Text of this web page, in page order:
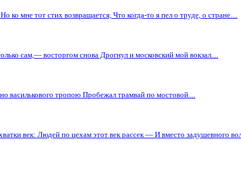
мне тот стих возвращается, Что когда-то я пел о труде, о стране....
сам,— восторгом снова Дрогнул и московский мой вокзал....
василькового тропою Пробежал трамвай по мостовой....
век: Людей по цехам этот век рассек — И вместо задушевного